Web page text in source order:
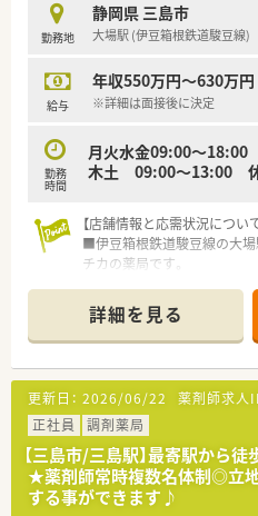
勤務地
静岡県 三島市
大場駅 (伊豆箱根鉄道駿豆線)
給与
年収550万円～630万円
※詳細は面接後に決定
勤務
時間
月火水金09:00～
木土 09:00～13:00
【店舗情報と応需状況について
■伊豆箱根鉄道駿豆線の大場
チカの薬局です。
をもって業務にあたれます。
■薬剤師3名体制と人員が充
取り組んでいます。
【募集背景と求める人物像に
■今回は欠員補充のための急
いただける方を募集していま
■管理薬剤師のご経験は不
のご応募を歓迎いたします。
■ゆったりとした職場で、地
できる方を求めています。
詳細を見る
更新日： 2026/06/22 薬剤師求人
正社員
調剤薬局
【三島市/三島駅】最寄駅から
★薬剤師常時複数名体制◎立
する事ができます♪